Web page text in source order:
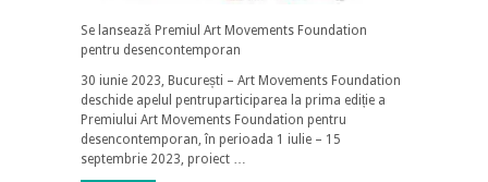
Se lansează Premiul Art Movements Foundation
pentru desencontemporan
30 iunie 2023, București – Art Movements Foundation
deschide apelul pentruparticiparea la prima ediție a
Premiului Art Movements Foundation pentru
desencontemporan, în perioada 1 iulie – 15
septembrie 2023, proiect …